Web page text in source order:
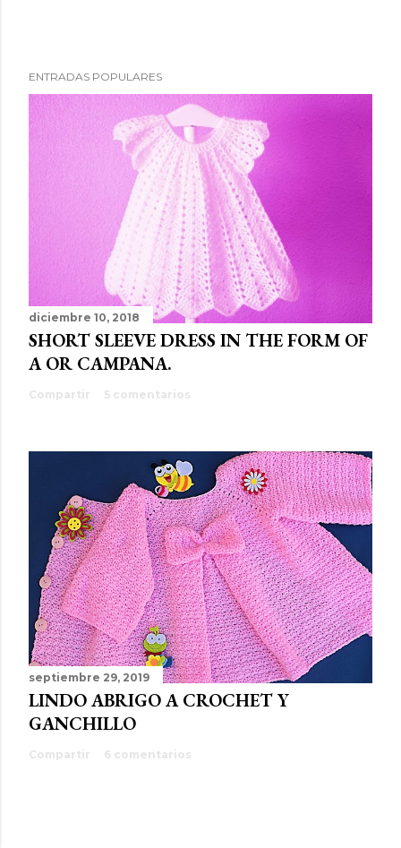
ENTRADAS POPULARES
diciembre 10, 2018
SHORT SLEEVE DRESS IN THE FORM OF
A OR CAMPANA.
Compartir 5 comentarios
septiembre 29, 2019
LINDO ABRIGO A CROCHET Y
GANCHILLO
Compartir 6 comentarios